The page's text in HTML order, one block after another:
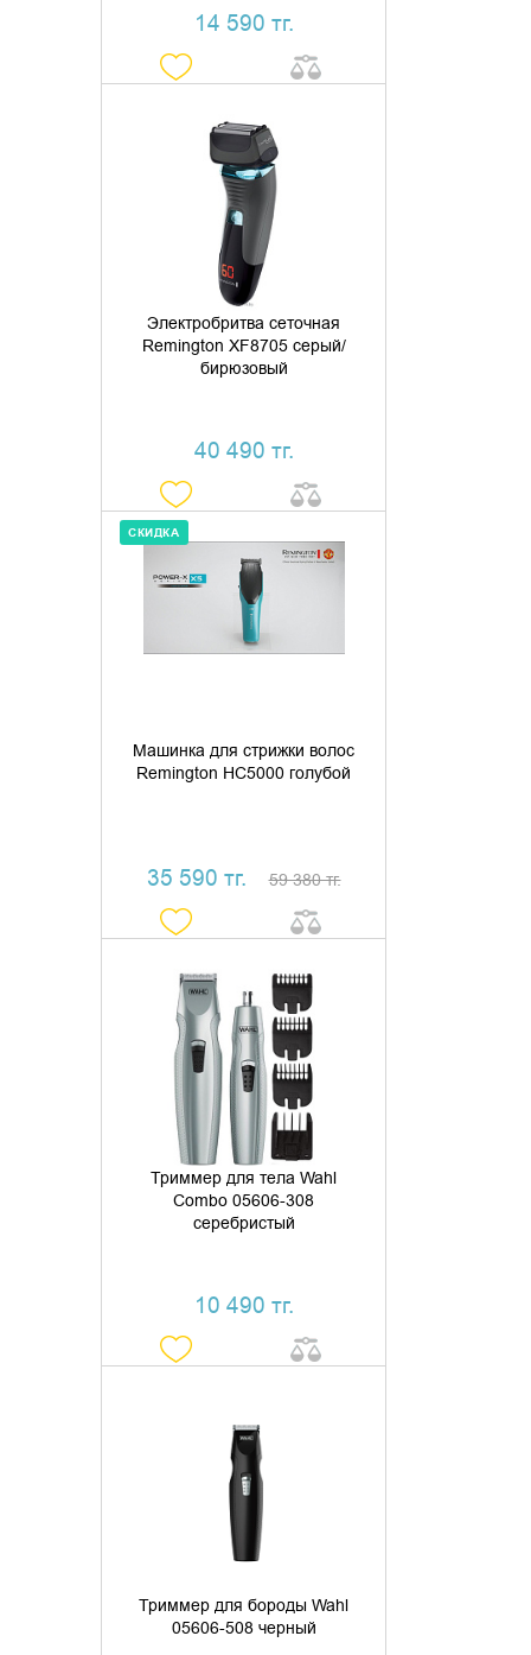
14 590 тг.
Электробритва сеточная
Remington XF8705 серый/
бирюзовый
40 490 тг.
ДОБАВИТЬ В КОРЗИНУ
КУПИТЬ В 1 КЛИК
Машинка для стрижки волос
Remington HC5000 голубой
35 590 тг. 59 380 тг.
СКИДКА
ДОБАВИТЬ В КОРЗИНУ
КУПИТЬ В 1 КЛИК
Триммер для тела Wahl
Combo 05606-308
серебристый
10 490 тг.
ДОБАВИТЬ В КОРЗИНУ
КУПИТЬ В 1 КЛИК
Триммер для бороды Wahl
05606-508 черный
ДОБАВИТЬ В КОРЗИНУ
КУПИТЬ В 1 КЛИК